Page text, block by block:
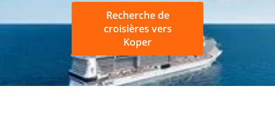
Recherche de
croisières vers
Koper